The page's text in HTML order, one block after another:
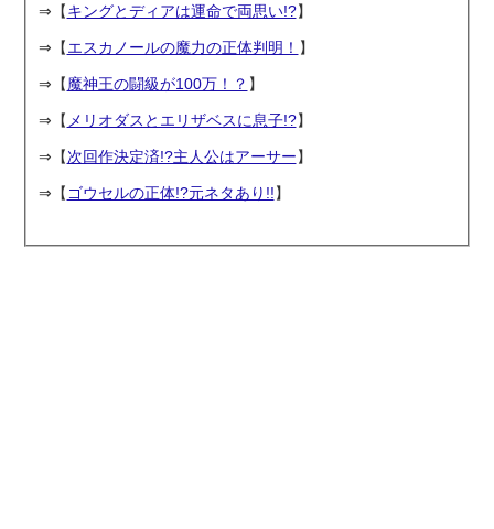
⇒【キングとディアは運命で両思い!?】
⇒【エスカノールの魔力の正体判明！ 】
⇒【魔神王の闘級が100万！？ 】
⇒【 メリオダスとエリザベスに息子!?】
⇒【次回作決定済!?主人公はアーサー】
⇒【 ゴウセルの正体!?元ネタあり!!】